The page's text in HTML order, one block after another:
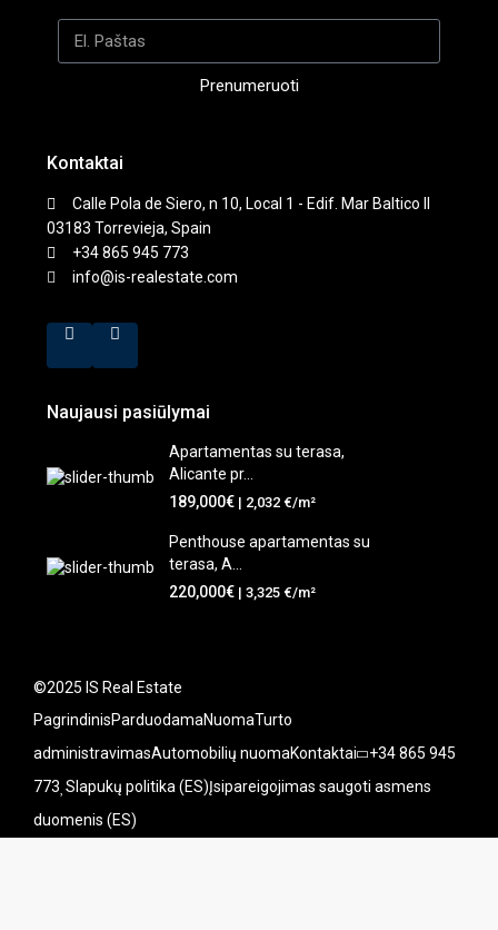
Prenumeruoti
Kontaktai
Calle Pola de Siero, n 10, Local 1 - Edif. Mar Baltico II
03183 Torrevieja, Spain
+34 865 945 773
info@is-realestate.com
Naujausi pasiūlymai
Apartamentas su terasa,
Alicante pr...
189,000€ | 2,032 €/m²
Penthouse apartamentas su
terasa, A...
220,000€ | 3,325 €/m²
©2025 IS Real Estate
PagrindinisParduodamaNuomaTurto
administravimasAutomobilių nuomaKontaktai +34 865 945
773 Slapukų politika (ES)Įsipareigojimas saugoti asmens
duomenis (ES)